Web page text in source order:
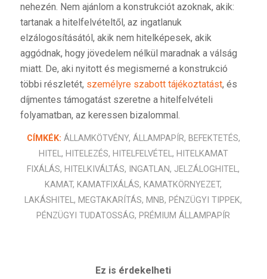
nehezén. Nem ajánlom a konstrukciót azoknak, akik:
tartanak a hitelfelvételtől, az ingatlanuk
elzálogosításától, akik nem hitelképesek, akik
aggódnak, hogy jövedelem nélkül maradnak a válság
miatt. De, aki nyitott és megismerné a konstrukció
többi részletét, személyre szabott tájékoztatást, és
díjmentes támogatást szeretne a hitelfelvételi
folyamatban, az keressen bizalommal.
CÍMKÉK: ÁLLAMKÖTVÉNY, ÁLLAMPAPÍR, BEFEKTETÉS,
HITEL, HITELEZÉS, HITELFELVÉTEL, HITELKAMAT
FIXÁLÁS, HITELKIVÁLTÁS, INGATLAN, JELZÁLOGHITEL,
KAMAT, KAMATFIXÁLÁS, KAMATKÖRNYEZET,
LAKÁSHITEL, MEGTAKARÍTÁS, MNB, PÉNZÜGYI TIPPEK,
PÉNZÜGYI TUDATOSSÁG, PRÉMIUM ÁLLAMPAPÍR
Ez is érdekelheti